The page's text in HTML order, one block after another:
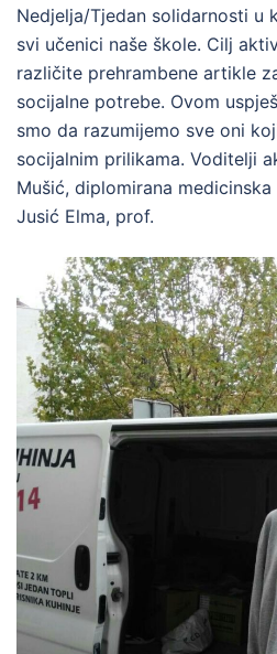
Nedjelja/Tjedan solidarnosti u
svi učenici naše škole. Cilj
različite prehrambene artikle
socijalne potrebe. Ovom
smo da razumijemo sve oni
socijalnim prilikama. Voditelji
Mušić, diplomirana
Jusić Elma, prof.